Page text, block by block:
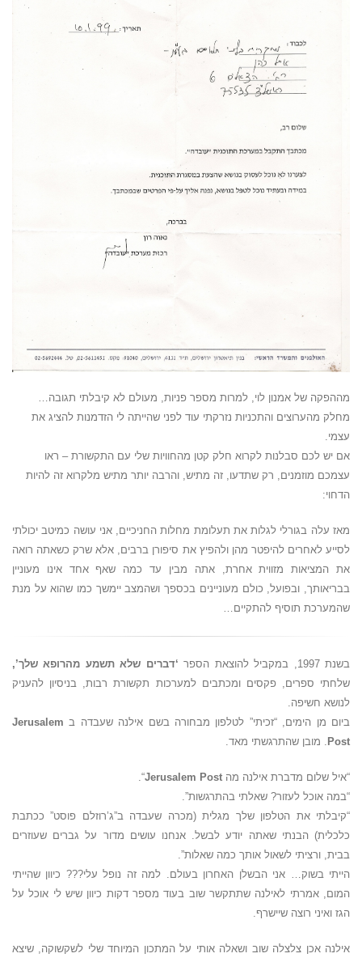
מההפקה של אמנון לוי, למרות מספר פניות, מעולם לא קיבלתי תגובה…
מחלק מהערוצים והתכניות נזרקתי עוד לפני שהייתה לי הזדמנות להציג את
עצמי.
אם יש לכם סבלנות לקרוא חלק קטן מהחוויות שלי עם התקשורת – ראו
עצמכם מוזמנים, רק שתדעו, זה מתיש, והרבה יותר מתיש מלקרוא זה להיות
הדחוי:
מאז עלה בגורלי לגלות את תעלומת מחלות החניכיים, אני עושה כמיטב יכולתי
לסייע לאחרים להיפטר מהן ולהפיץ את סיפורן ברבים, אלא שרק כשאתה רואה
את המציאות מזווית אחרת, אתה מבין עד כמה שאף אחד אינו מעוניין
בבריאותך, ובפועל, כולם מעוניינים בכספך ושהמצב יימשך כמו שהוא על מנת
שהמערכת תוסיף להתקיים…
בשנת 1997, במקביל להוצאת הספר
‘דברים שלא תשמע מהרופא שלך’,
שלחתי ספרים, פקסים ומכתבים למערכות תקשורת רבות, בניסיון להעניק
לנושא חשיפה.
ביום מן הימים, “זכיתי” לטלפון מבחורה בשם אילנה שעבדה ב Jerusalem
Post . מובן שהתרגשתי מאד.
“איל שלום מדברת אילנה מה Jerusalem Post
“.
“במה אוכל לעזור? שאלתי בהתרגשות”.
“קיבלתי את הטלפון שלך מגלית (מכרה שעבדה ב”ג’רוזלם פוסט” ככתבת
כלכלית) הבנתי שאתה יודע לבשל. אנחנו עושים מדור על גברים שעוזרים
בבית, ורציתי לשאול אותך כמה שאלות”.
הייתי בשוק… אני הבשלן האחרון בעולם. למה זה נופל עלי??? כיוון שהייתי
המום, אמרתי לאילנה שתתקשר שוב בעוד מספר דקות כיוון שיש לי אוכל על
הגז ואיני רוצה שיישרף.
אילנה אכן צלצלה שוב ושאלה אותי על המתכון המיוחד שלי לשקשוקה, שיצא